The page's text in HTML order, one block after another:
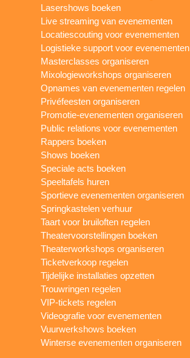
Lasershows boeken
Live streaming van evenementen
Locatiescouting voor evenementen
Logistieke support voor evenementen
Masterclasses organiseren
Mixologieworkshops organiseren
Opnames van evenementen regelen
Privéfeesten organiseren
Promotie-evenementen organiseren
Public relations voor evenementen
Rappers boeken
Shows boeken
Speciale acts boeken
Speeltafels huren
Sportieve evenementen organiseren
Springkastelen verhuur
Taart voor bruiloften regelen
Theatervoorstellingen boeken
Theaterworkshops organiseren
Ticketverkoop regelen
Tijdelijke installaties opzetten
Trouwringen regelen
VIP-tickets regelen
Videografie voor evenementen
Vuurwerkshows boeken
Winterse evenementen organiseren